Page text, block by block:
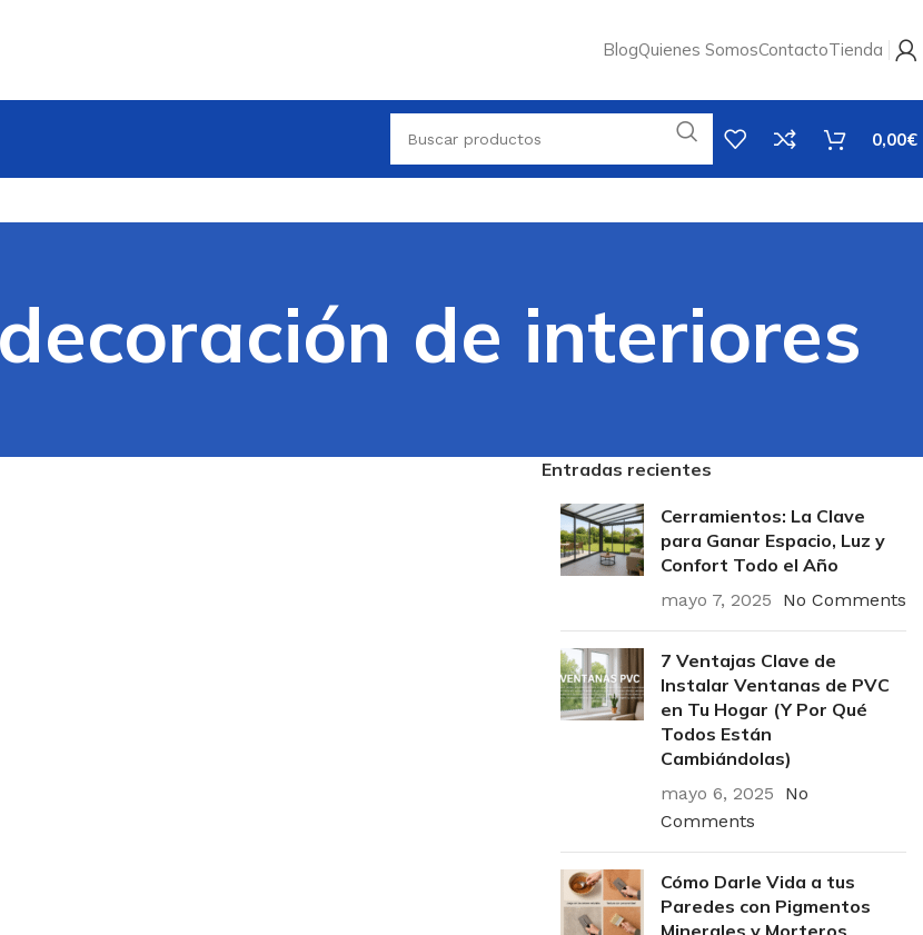
BlogQuienes SomosContactoTienda
0,00€
de interiores
Entradas recientes
Cerramientos: La Clave
para Ganar Espacio, Luz y
Confort Todo el Año
mayo 7, 2025 No Comments
7 Ventajas Clave de
Instalar Ventanas de PVC
en Tu Hogar (Y Por Qué
Todos Están
Cambiándolas)
mayo 6, 2025
No
Comments
Cómo Darle Vida a tus
Paredes con Pigmentos
Minerales y Morteros